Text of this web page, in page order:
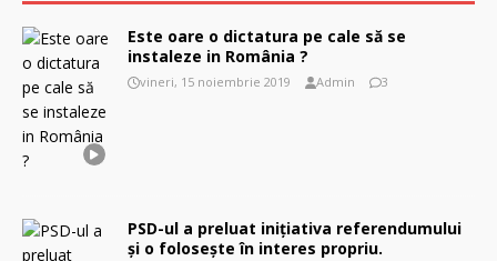
Este oare o dictatura pe cale să se
instaleze in România ?
vineri, 15 noiembrie 2019 Admin 3
PSD-ul a preluat iniţiativa referendumului
şi o foloseşte în interes propriu.